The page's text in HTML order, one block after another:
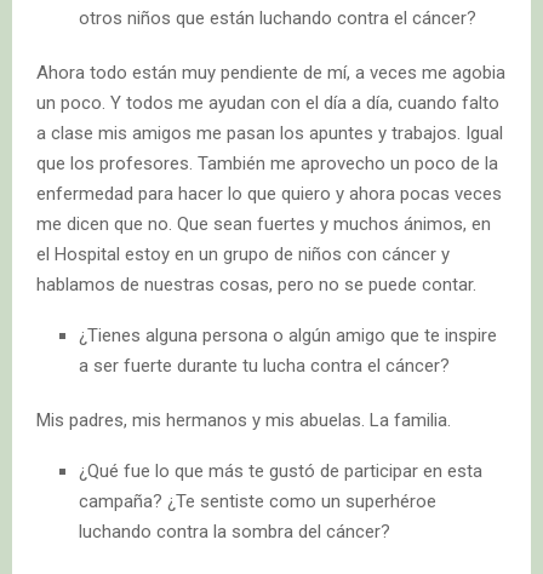
otros niños que están luchando contra el cáncer?
Ahora todo están muy pendiente de mí, a veces me agobia
un poco. Y todos me ayudan con el día a día, cuando falto
a clase mis amigos me pasan los apuntes y trabajos. Igual
que los profesores. También me aprovecho un poco de la
enfermedad para hacer lo que quiero y ahora pocas veces
me dicen que no. Que sean fuertes y muchos ánimos, en
el Hospital estoy en un grupo de niños con cáncer y
hablamos de nuestras cosas, pero no se puede contar.
¿Tienes alguna persona o algún amigo que te inspire
a ser fuerte durante tu lucha contra el cáncer?
Mis padres, mis hermanos y mis abuelas. La familia.
¿Qué fue lo que más te gustó de participar en esta
campaña? ¿Te sentiste como un superhéroe
luchando contra la sombra del cáncer?